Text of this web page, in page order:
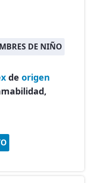
DE NIÑO
de origen